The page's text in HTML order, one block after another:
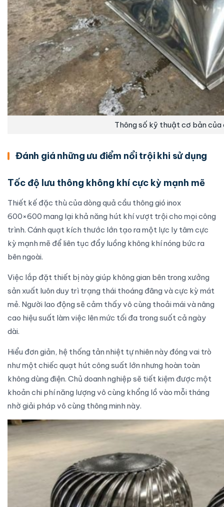
Thông số kỹ thuật cơ bản của
Đánh giá những ưu điểm nổi trội khi sử dụng
Tốc độ lưu thông không khí cực kỳ mạnh mẽ
Thiết kế đặc thù của dòng quả cầu thông gió inox
600×600 mang lại khả năng hút khí vượt trội cho mọi công
trình. Cánh quạt kích thước lớn tạo ra một lực ly tâm cực
kỳ mạnh mẽ để liên tục đẩy luồng không khí nóng bức ra
bên ngoài.
Việc lắp đặt thiết bị này giúp không gian bên trong xưởng
sản xuất luôn duy trì trạng thái thoáng đãng và cực kỳ mát
mẻ. Người lao động sẽ cảm thấy vô cùng thoải mái và nâng
cao hiệu suất làm việc lên mức tối đa trong suốt cả ngày
dài.
Hiểu đơn giản, hệ thống tản nhiệt tự nhiên này đóng vai trò
như một chiếc quạt hút công suất lớn nhưng hoàn toàn
không dùng điện. Chủ doanh nghiệp sẽ tiết kiệm được một
khoản chi phí năng lượng vô cùng khổng lồ vào mỗi tháng
nhờ giải pháp vô cùng thông minh này.